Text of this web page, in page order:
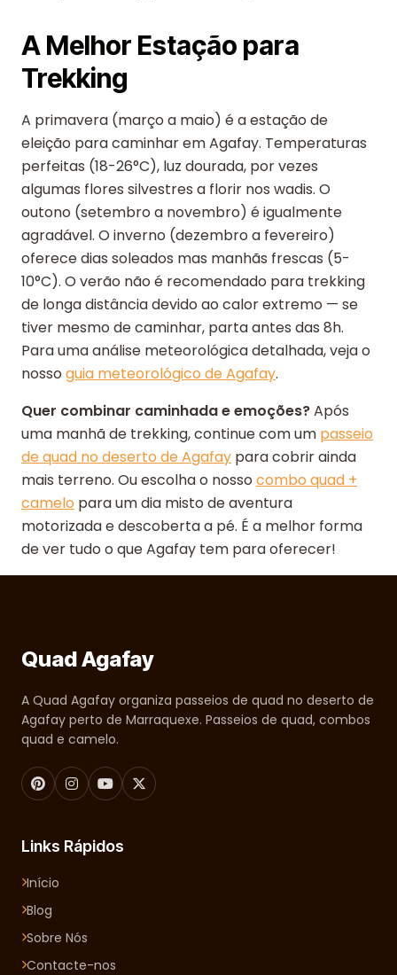
A Melhor Estação para
Trekking
A primavera (março a maio) é a estação de
eleição para caminhar em Agafay. Temperaturas
perfeitas (18-26°C), luz dourada, por vezes
algumas flores silvestres a florir nos wadis. O
outono (setembro a novembro) é igualmente
agradável. O inverno (dezembro a fevereiro)
oferece dias soleados mas manhãs frescas (5-
10°C). O verão não é recomendado para trekking
de longa distância devido ao calor extremo — se
tiver mesmo de caminhar, parta antes das 8h.
Para uma análise meteorológica detalhada, veja o
nosso guia meteorológico de Agafay.
Quer combinar caminhada e emoções?Após
uma manhã de trekking, continue com um passeio
de quad no deserto de Agafay para cobrir ainda
mais terreno. Ou escolha o nosso combo quad +
camelo para um dia misto de aventura
motorizada e descoberta a pé. É a melhor forma
de ver tudo o que Agafay tem para oferecer!
Quad Agafay
A Quad Agafay organiza passeios de quad no deserto de
Agafay perto de Marraquexe. Passeios de quad, combos
quad e camelo.
Links Rápidos
Início
Blog
Sobre Nós
Contacte-nos